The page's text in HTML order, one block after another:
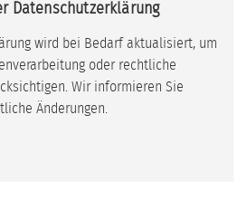
Datenschutzerklärung
wird bei Bedarf aktualisiert, um
oder rechtliche
Wir informieren Sie
Änderungen.